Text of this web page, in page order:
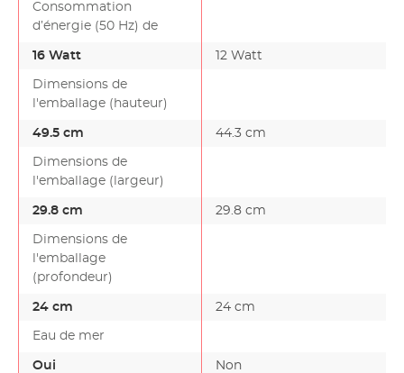
maintena…
Consommation
d’énergie (50 Hz) de
16 Watt 12 Watt
Dimensions de
l'emballage (hauteur)
49.5 cm 44.3 cm
Dimensions de
l'emballage (largeur)
29.8 cm 29.8 cm
Dimensions de
l'emballage
(profondeur)
24 cm 24 cm
Eau de mer
Oui Non